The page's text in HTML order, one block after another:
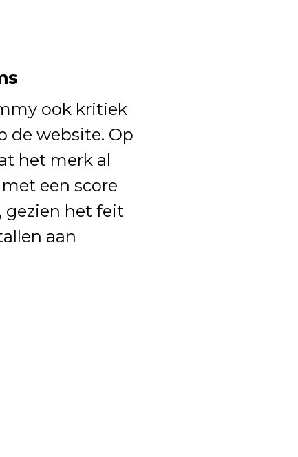
ook kritiek
de website. Op
het merk al
een score
gezien het feit
aan